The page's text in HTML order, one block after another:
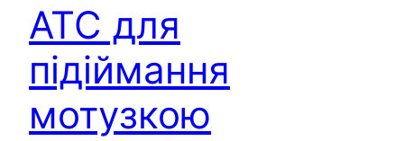
ATC для
підіймання
мотузкою